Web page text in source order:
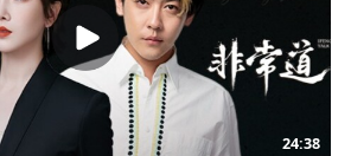
24:38